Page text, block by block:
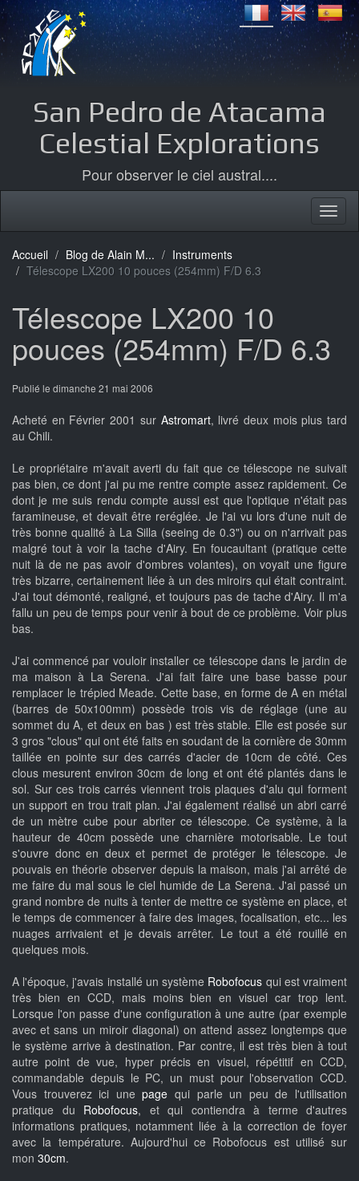
San Pedro de Atacama
Celestial Explorations
Pour observer le ciel austral....
Accueil Blog de Alain M...
Instruments
Télescope LX200 10 pouces (254mm) F/D 6.3
Télescope LX200 10
pouces (254mm) F/D 6.3
Publié le dimanche 21 mai 2006
Acheté en Février 2001 sur Astromart, livré deux mois plus tard
au Chili.
Le propriétaire m'avait averti du fait que ce télescope ne suivait
pas bien, ce dont j'ai pu me rentre compte assez rapidement. Ce
dont je me suis rendu compte aussi est que l'optique n'était pas
faramineuse, et devait être reréglée. Je l'ai vu lors d'une nuit de
très bonne qualité à La Silla (seeing de 0.3") ou on n'arrivait pas
malgré tout à voir la tache d'Airy. En foucaultant (pratique cette
nuit là de ne pas avoir d'ombres volantes), on voyait une figure
très bizarre, certainement liée à un des miroirs qui était contraint.
J'ai tout démonté, realigné, et toujours pas de tache d'Airy. Il m'a
fallu un peu de temps pour venir à bout de ce problème. Voir plus
bas.
J'ai commencé par vouloir installer ce télescope dans le jardin de
ma maison à La Serena. J'ai fait faire une base basse pour
remplacer le trépied Meade. Cette base, en forme de A en métal
(barres de 50x100mm) possède trois vis de réglage (une au
sommet du A, et deux en bas ) est très stable. Elle est posée sur
3 gros "clous" qui ont été faits en soudant de la cornière de 30mm
taillée en pointe sur des carrés d'acier de 10cm de côté. Ces
clous mesurent environ 30cm de long et ont été plantés dans le
sol. Sur ces trois carrés viennent trois plaques d'alu qui forment
un support en trou trait plan. J'ai également réalisé un abri carré
de un mètre cube pour abriter ce télescope. Ce système, à la
hauteur de 40cm possède une charnière motorisable. Le tout
s'ouvre donc en deux et permet de protéger le télescope. Je
pouvais en théorie observer depuis la maison, mais j'ai arrêté de
me faire du mal sous le ciel humide de La Serena. J'ai passé un
grand nombre de nuits à tenter de mettre ce système en place, et
le temps de commencer à faire des images, focalisation, etc... les
nuages arrivaient et je devais arrêter. Le tout a été rouillé en
quelques mois.
A l'époque, j'avais installé un système Robofocus qui est vraiment
très bien en CCD, mais moins bien en visuel car trop lent.
Lorsque l'on passe d'une configuration à une autre (par exemple
avec et sans un miroir diagonal) on attend assez longtemps que
le système arrive à destination. Par contre, il est très bien à tout
autre point de vue, hyper précis en visuel, répétitif en CCD,
commandable depuis le PC, un must pour l'observation CCD.
Vous trouverez ici unepage qui parle un peu de l'utilisation
pratique du Robofocus, et qui contiendra à terme d'autres
informations pratiques, notamment liée à la correction de foyer
avec la température. Aujourd'hui ce Robofocus est utilisé sur
mon 30cm.